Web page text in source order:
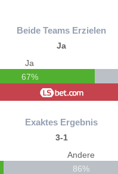
Beide Teams Erzielen
Ja
Ja
67%
Exaktes Ergebnis
3-1
Andere
86%